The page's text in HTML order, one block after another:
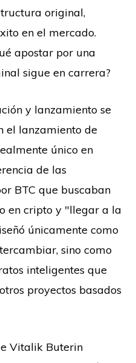
original,
en el mercado.
apostar por una
sigue en carrera?
y lanzamiento se
el lanzamiento de
único en
de las
BTC que buscaban
en cripto y "llegar a la
únicamente como
sino como
inteligentes que
proyectos basados
Vitalik Buterin